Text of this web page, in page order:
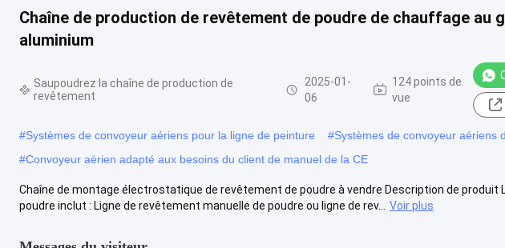
Chaîne de production de revêtement de poudre de chauffage au
aluminium
Saupoudrez la chaîne de production de
revêtement
2025-01-
06
124 points de
vue
#Systèmes de convoyeur aériens pour la ligne de peinture #Systèmes de convoyeur aériens
#Convoyeur aérien adapté aux besoins du client de manuel de la CE
Chaîne de montage électrostatique de revêtement de poudre à vendre Description de produit
poudre inclut : Ligne de revêtement manuelle de poudre ou ligne de rev...
Voir plus